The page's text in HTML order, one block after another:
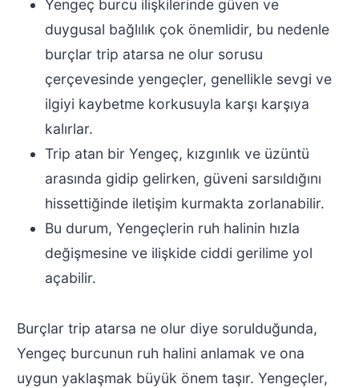
Yengeç burcu ilişkilerinde güven ve
duygusal bağlılık çok önemlidir, bu nedenle
burçlar trip atarsa ne olur sorusu
çerçevesinde yengeçler, genellikle sevgi ve
ilgiyi kaybetme korkusuyla karşı karşıya
kalırlar.
Trip atan bir Yengeç, kızgınlık ve üzüntü
arasında gidip gelirken, güveni sarsıldığını
hissettiğinde iletişim kurmakta zorlanabilir.
Bu durum, Yengeçlerin ruh halinin hızla
değişmesine ve ilişkide ciddi gerilime yol
açabilir.
Burçlar trip atarsa ne olur diye sorulduğunda,
Yengeç burcunun ruh halini anlamak ve ona
uygun yaklaşmak büyük önem taşır. Yengeçler,